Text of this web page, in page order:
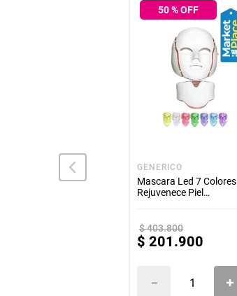
compacto kaloe
50% OFF
GENERICO
Mascara Led 7 Colores
Rejuvenece Piel
$403.800
$ 201.900